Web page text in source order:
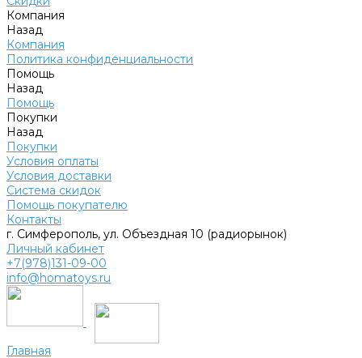
Компания
Назад
Компания
Политика конфиденциальности
Помощь
Назад
Помощь
Покупки
Назад
Покупки
Условия оплаты
Условия доставки
Система скидок
Помощь покупателю
Контакты
г. Симферополь, ул. Объездная 10 (радиорынок)
Личный кабинет
+7(978)131-09-00
info@homatoys.ru
Главная